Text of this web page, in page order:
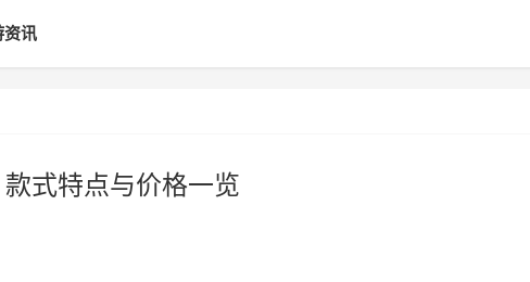
资讯
式特点与价格一览